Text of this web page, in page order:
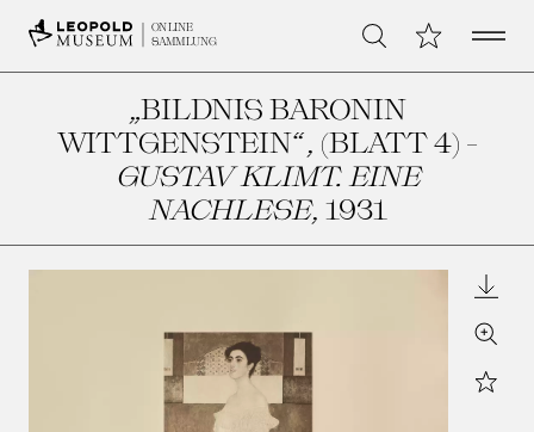
ONLINE
SAMMLUNG
Suche Meine Open
„BILDNIS BARONIN
WITTGENSTEIN“, (BLATT 4) -
GUSTAV KLIMT. EINE
NACHLESE, 1931
Zoom
Star